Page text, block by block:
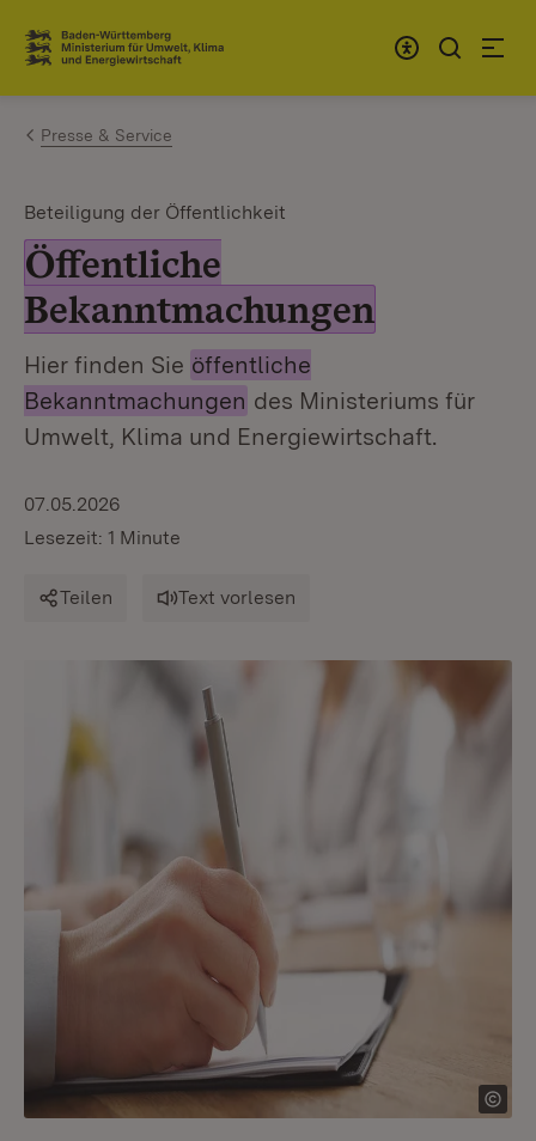
Zum Inhalt springen
Link zur Startseite
Presse & Service
Beteiligung der Öffentlichkeit
Öffentliche
Bekanntmachungen
Hier finden Sie öffentliche
Bekanntmachungen des Ministeriums für
Umwelt, Klima und Energiewirtschaft.
07.05.2026
Lesezeit: 1 Minute
Teilen Text vorlesen